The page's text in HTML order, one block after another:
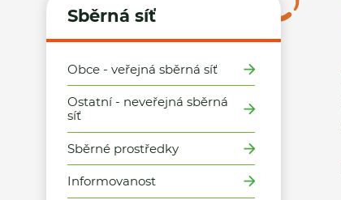
Sběrná síť
Obce - veřejná sběrná síť
Ostatní - neveřejná sběrná
síť
Sběrné prostředky
Informovanost